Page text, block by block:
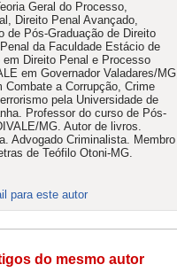
Geral do Processo,
Direito Penal Avançado,
de Pós-Graduação de Direito
da Faculdade Estácio de
Direito Penal e Processo
em Governador Valadares/MG,
Combate a Corrupção, Crime
pela Universidade de
Professor do curso de Pós-
MG. Autor de livros.
Advogado Criminalista. Membro
de Teófilo Otoni-MG.
para este autor
do mesmo autor